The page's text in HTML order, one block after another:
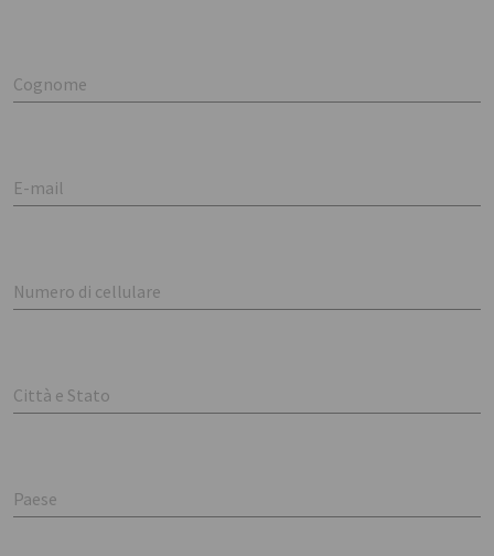
Cognome
E-mail
Numero di cellulare
Città e Stato
Paese